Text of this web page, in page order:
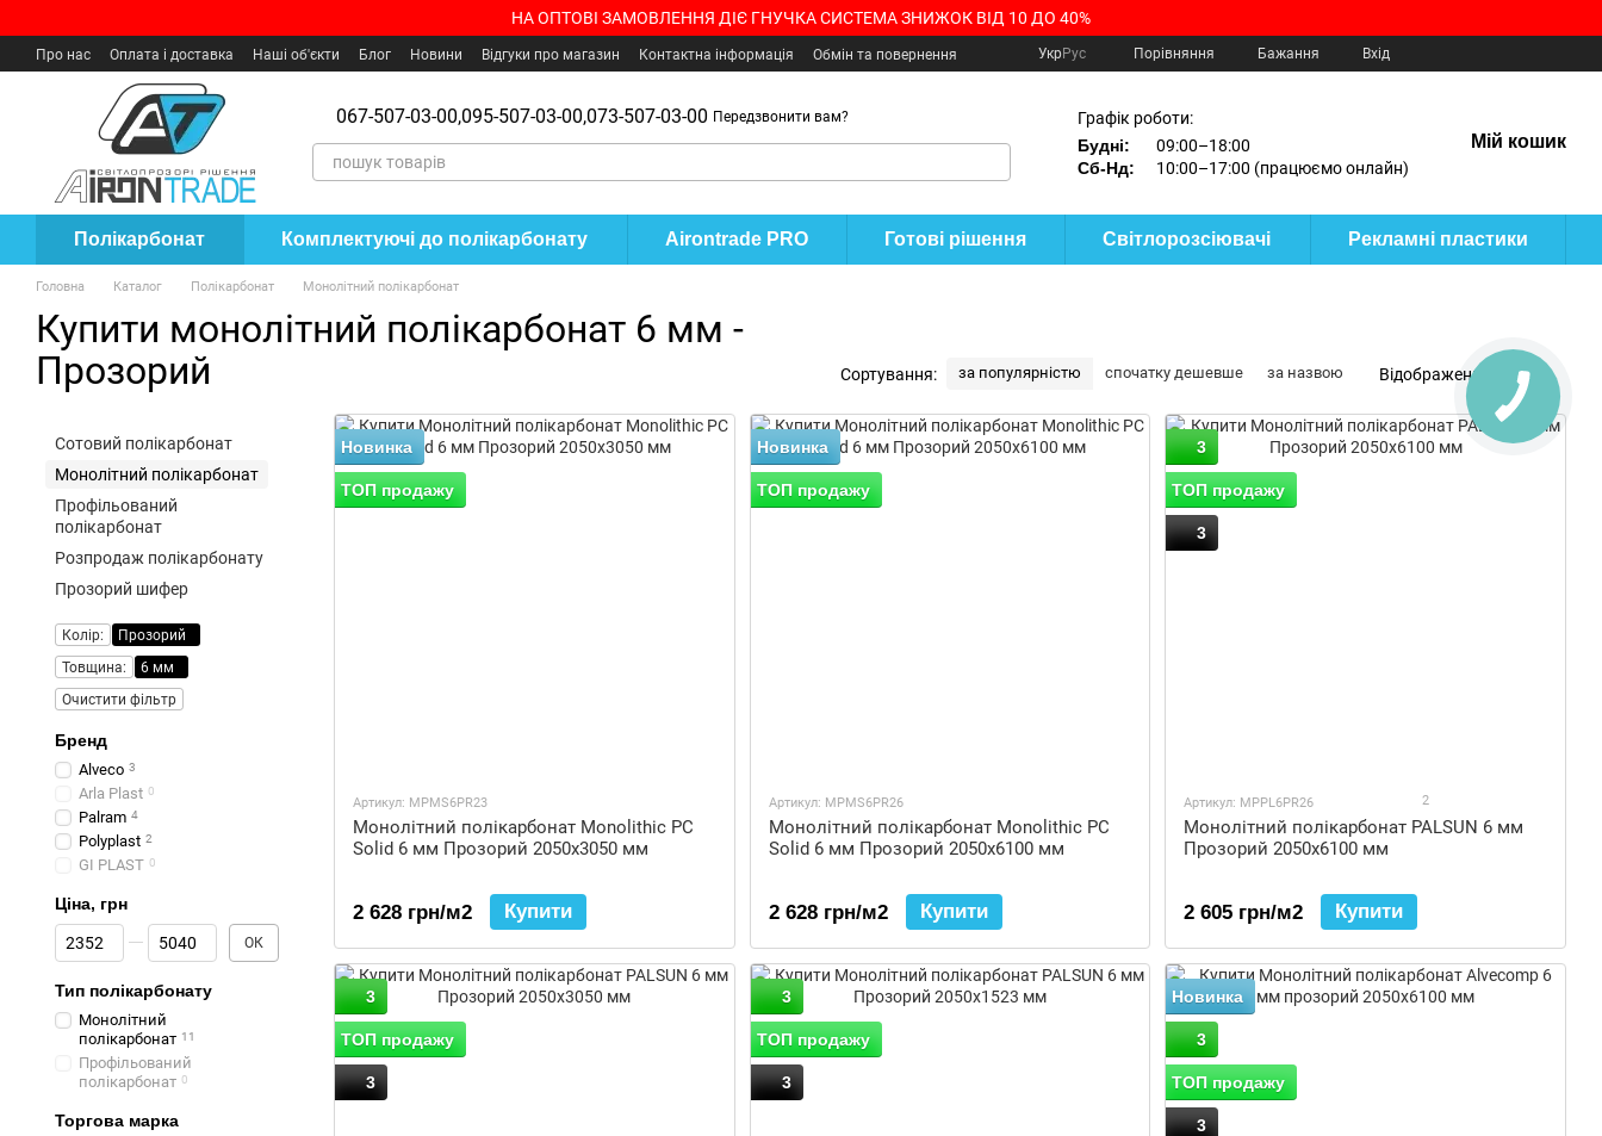
НА ОПТОВІ ЗАМОВЛЕННЯ ДІЄ ГНУЧКА СИСТЕМА ЗНИЖОК ВІД 10 ДО 40%
Про нас Оплата і доставка Наші об'єкти Блог Новини Відгуки про магазин Контактна інформація
Обмін та повернення
УкрРус Порівняння Бажання Вхід
067-507-03-00,095-507-03-00,073-507-03-00 Передзвонити вам?
Графік роботи:
Будні:
09:00–18:00
Сб-Нд:
10:00–17:00 (працюємо онлайн)
Мій кошик
Полікарбонат Комплектуючі до полікарбонату Airontrade PRO Готові рішення Світлорозсіювачі Рекламні пластики
Головна Каталог Полікарбонат Монолітний полікарбонат
Купити монолітний полікарбонат 6 мм -
Прозорий
Сортування: за популярністю спочатку дешевше за назвою Відображення:
Новинка
ТОП продажу
Артикул: MPMS6PR23
Монолітний полікарбонат Monolithic PC
Solid 6 мм Прозорий 2050x3050 мм
2 628 грн/м2 Купити
Новинка
ТОП продажу
Артикул: MPMS6PR26
Монолітний полікарбонат Monolithic PC
Solid 6 мм Прозорий 2050x6100 мм
2 628 грн/м2 Купити
3
ТОП продажу
3
Артикул: MPPL6PR26 2
Монолітний полікарбонат PALSUN 6 мм
Прозорий 2050x6100 мм
2 605 грн/м2 Купити
3
ТОП продажу
3
3
ТОП продажу
3
Новинка
3
ТОП продажу
3
Сотовий полікарбонат
Монолітний полікарбонат
Профільований
полікарбонат
Розпродаж полікарбонату
Прозорий шифер
Колір:
Прозорий
Товщина:
6 мм
Очистити фільтр
Бренд
Alveco 3
Arla Plast 0
Palram 4
Polyplast 2
GI PLAST 0
Ціна, грн
Від Ціна, грн
До Ціна, грн ОК
Тип полікарбонату
Монолітний
полікарбонат 11
Профільований
полікарбонат 0
Торгова марка